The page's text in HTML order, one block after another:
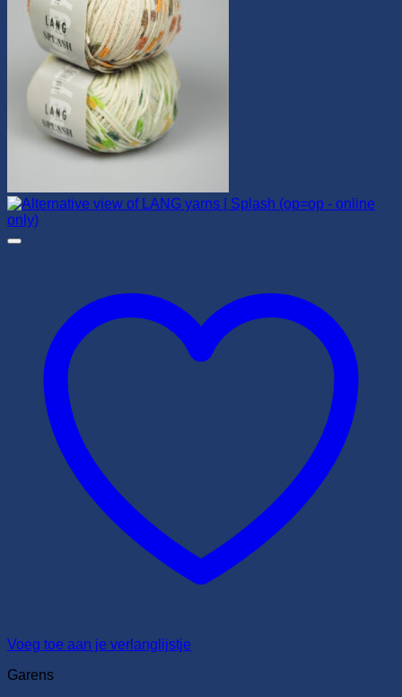
Voeg toe aan je verlanglijstje
Garens